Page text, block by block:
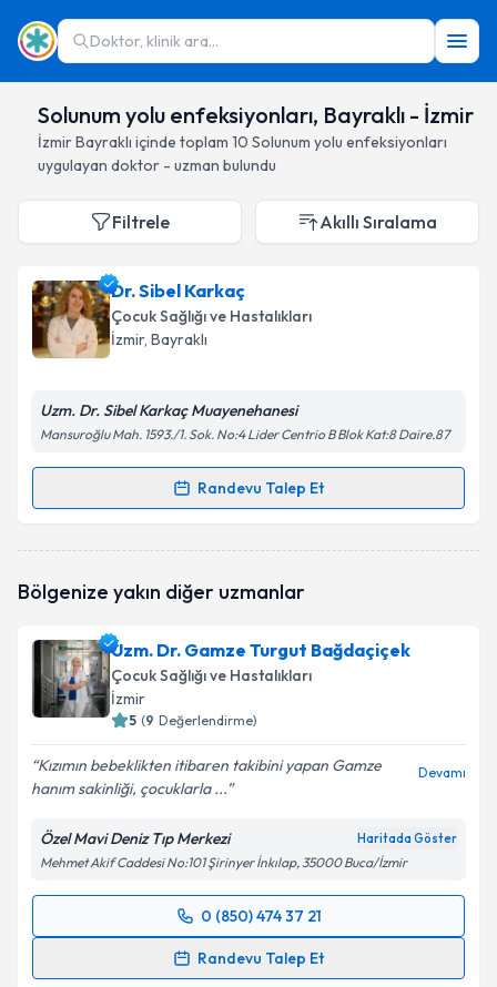
Doktor, klinik ara...
Solunum yolu enfeksiyonları, Bayraklı - İzmir
İzmirBayraklı içinde toplam 10 Solunum yolu enfeksiyonları
uygulayan doktor - uzman bulundu
Filtrele Akıllı Sıralama
Dr. Sibel Karkaç
Çocuk Sağlığı ve Hastalıkları
İzmir, Bayraklı
Uzm. Dr. Sibel Karkaç Muayenehanesi
Mansuroğlu Mah. 1593./1. Sok. No:4 Lider Centrio B Blok Kat:8 Daire.87
Randevu Talep Et
Randevu Takvimi Talebi
Size bu uzmandan randevu almanız için bir takvim
E-posta Adresiniz
Kişisel verilerimin işlenmesine ilişkinAydınlatma
Metni'ni okudum ve kişisel verilerimin belirtilen
Bölgenize yakın diğer uzmanlar
Uzm. Dr. Gamze Turgut Bağdaçiçek
Çocuk Sağlığı ve Hastalıkları
İzmir
5 (9 Değerlendirme)
Kızımın bebeklikten itibaren takibini yapan Gamze
hanım sakinliği, çocuklarla ...
Devamı
Özel Mavi Deniz Tıp Merkezi Haritada Göster
Mehmet Akif Caddesi No:101 Şirinyer İnkılap, 35000 Buca/İzmir
0 (850) 474 37 21
Randevu Talep Et
Randevu Takvimi Talebi